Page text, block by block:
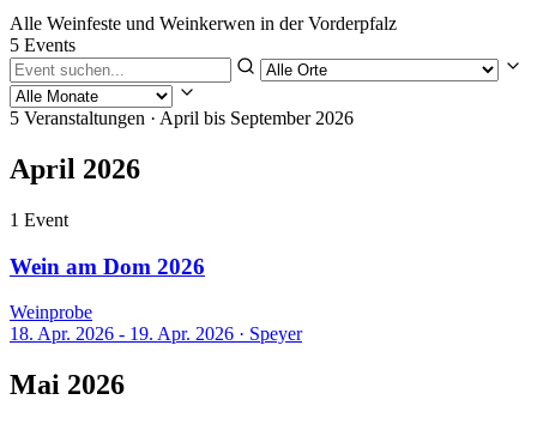
Alle Weinfeste und Weinkerwen in der Vorderpfalz
5 Events
5 Veranstaltungen · April bis September 2026
April 2026
1 Event
Wein am Dom 2026
Weinprobe
18. Apr. 2026 - 19. Apr. 2026 · Speyer
Mai 2026